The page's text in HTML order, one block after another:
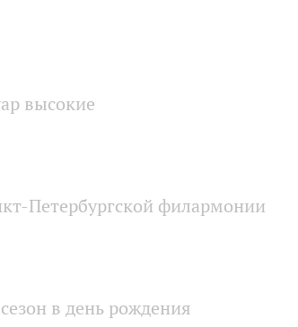
высокие
Петербургской филармонии
в день рождения